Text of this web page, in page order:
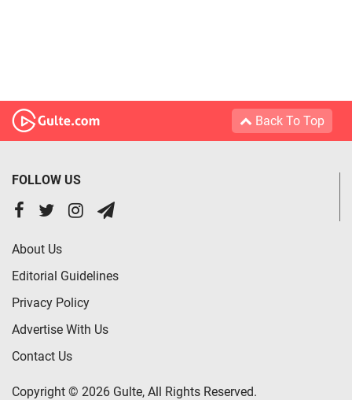
Back To Top
FOLLOW US
About Us
Editorial Guidelines
Privacy Policy
Advertise With Us
Contact Us
Copyright © 2026 Gulte, All Rights Reserved.